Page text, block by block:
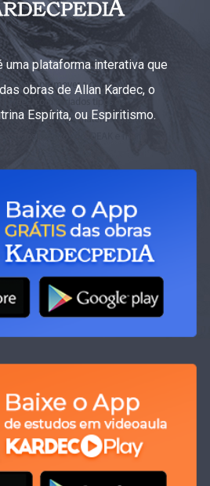
uma plataforma interativa que
obras de Allan Kardec, o
Espírita, ou Espiritismo.